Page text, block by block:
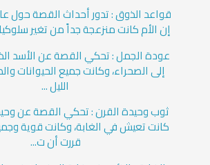
قواعد الذوق : تدور أحداث القصة حول
إن الأم كانت منزعجة جداً من تغير
عودة الجمل : تحكي القصة عن الأسد
إلى الصحراء، وكانت جميع الحيوانات
الليل ...
ثوب وحيدة القرن : تحكي القصة عن
كانت تعيش في الغابة، وكانت قوية
قررت أن ت...